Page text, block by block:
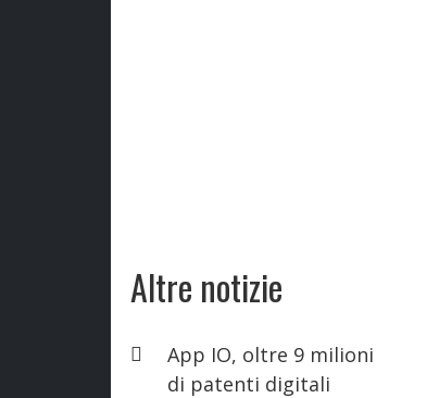
Altre notizie
App IO, oltre 9 milioni
di patenti digitali